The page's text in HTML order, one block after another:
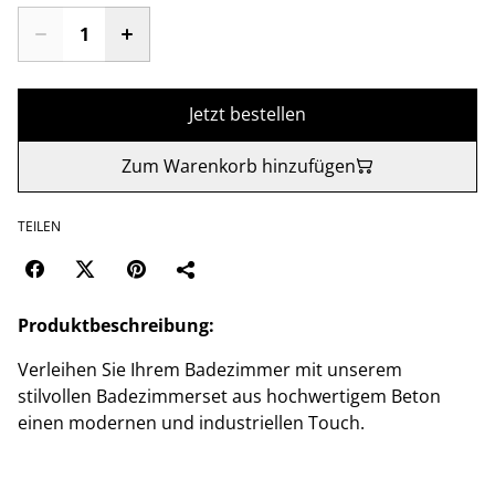
Jetzt bestellen
Zum Warenkorb hinzufügen
TEILEN
Produktbeschreibung:
Verleihen Sie Ihrem Badezimmer mit unserem
stilvollen Badezimmerset aus hochwertigem Beton
einen modernen und industriellen Touch.